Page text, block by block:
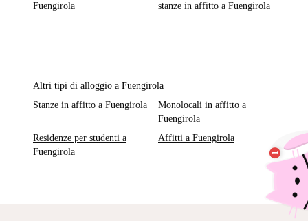
Fuengirola
stanze in affitto a Fuengirola
Altri tipi di alloggio a Fuengirola
Stanze in affitto a Fuengirola
Monolocali in affitto a
Fuengirola
Residenze per studenti a
Fuengirola
Affitti a Fuengirola